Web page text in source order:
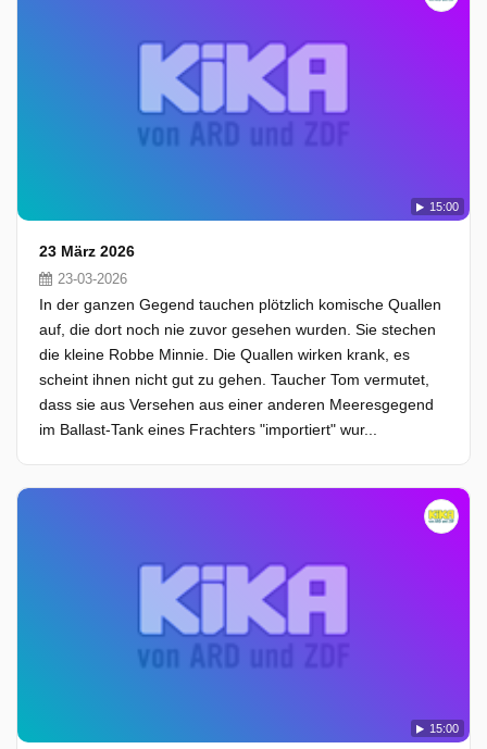
15:00
23 März 2026
23-03-2026
In der ganzen Gegend tauchen plötzlich komische Quallen
auf, die dort noch nie zuvor gesehen wurden. Sie stechen
die kleine Robbe Minnie. Die Quallen wirken krank, es
scheint ihnen nicht gut zu gehen. Taucher Tom vermutet,
dass sie aus Versehen aus einer anderen Meeresgegend
im Ballast-Tank eines Frachters "importiert" wur...
15:00